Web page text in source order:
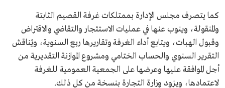
كما يتصرف مجلس الإدارة بممتلكات غرفة القصيم الثابتة
والمنقولة، وينوب عنها في عمليات الاستئجار والتقاضي والاقتراض
وقبول الهبات، ويتابع أداء الغرفة وتقاريرها ربع السنوية، ويُناقش
التقرير السنوي والحساب الختامي ومشروع الموازنة التقديرية من
أجل الموافقة عليها وعرضها على الجمعية العمومية للغرفة
لاعتمادها، ويزود وزارة التجارة بنسخة من كل ذلك.